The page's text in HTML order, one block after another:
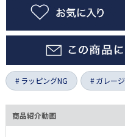
ラッピングNG ガレージ
商品紹介動画